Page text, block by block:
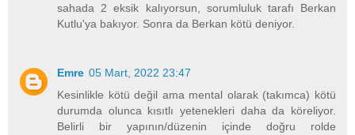
sahada 2 eksik kalıyorsun, sorumluluk tarafı Berkan
Kutlu'ya bakıyor. Sonra da Berkan kötü deniyor.
Emre 05 Mart, 2022 23:47
Kesinlikle kötü değil ama mental olarak (takımca) kötü
durumda olunca kısıtlı yetenekleri daha da köreliyor.
Belirli bir yapının/düzenin içinde doğru rolde